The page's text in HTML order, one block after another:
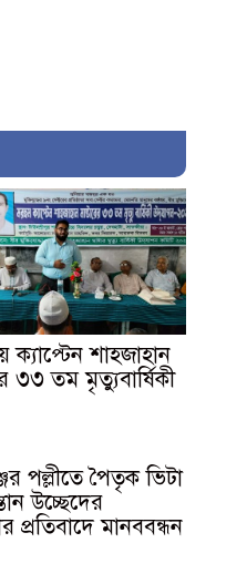
ক্যাপ্টেন শাহজাহান
৩৩ তম মৃত্যুবার্ষিকী
পল্লীতে পৈতৃক ভিটা
উচ্ছেদের
প্রতিবাদে মানববন্ধন